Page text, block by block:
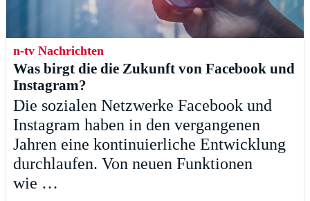
n-tv Nachrichten
Was birgt die die Zukunft von Facebook und
Instagram?
Die sozialen Netzwerke Facebook und
Instagram haben in den vergangenen
Jahren eine kontinuierliche Entwicklung
durchlaufen. Von neuen Funktionen
wie …